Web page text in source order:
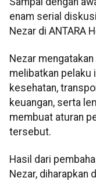
enam serial
Nezar di ANTARA
Nezar
melibatkan pelaku
kesehatan,
keuangan, serta
membuat aturan
tersebut.
Hasil dari
Nezar, diharapkan